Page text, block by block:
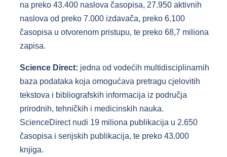
na preko 43.400 naslova časopisa, 27.950 aktivnih
naslova od preko 7.000 izdavača, preko 6.100
časopisa u otvorenom pristupu, te preko 68,7 miliona
zapisa.
Science Direct: jedna od vodećih multidisciplinarnih
baza podataka koja omogućava pretragu cjelovitih
tekstova i bibliografskih informacija iz područja
prirodnih, tehničkih i medicinskih nauka.
ScienceDirect nudi 19 miliona publikacija u 2.650
časopisa i serijskih publikacija, te preko 43.000
knjiga.